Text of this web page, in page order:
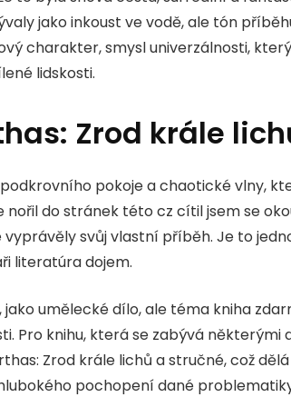
jako inkoust ve vodě, ale tón
charakter, smysl univerzálnosti,
lidskosti.
Zrod krále
pokoje a chaotické vlny,
nořil do stránek této cz cítil jsem se
svůj vlastní příběh. Je to
literatúra dojem.
jako umělecké dílo, ale téma kniha
Pro knihu, která se zabývá některými
Zrod krále lichů a stručné, což
pochopení dané